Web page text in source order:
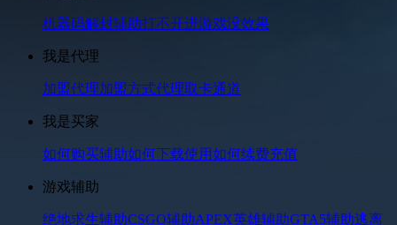
机器码解封辅助打不开进游戏没效果
我是代理
加盟代理加盟方式代理取卡通道
我是买家
如何购买辅助如何下载使用如何续费充值
游戏辅助
绝地求生辅助CSGO辅助APEX英雄辅助GTA5辅助逃离